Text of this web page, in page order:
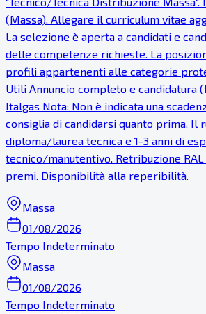
(Massa). Allegare il curriculum vitae
La selezione è aperta a candidati e
delle competenze richieste. La
profili appartenenti alle categorie
Utili Annuncio completo e candidatura
Italgas Nota: Non è indicata una
consiglia di candidarsi quanto prima. Il
diploma/laurea tecnica e 1-3 anni di
tecnico/manutentivo. Retribuzione RAL
premi. Disponibilità alla reperibilità.
Massa
01/08/2026
Tempo Indeterminato
Massa
01/08/2026
Tempo Indeterminato